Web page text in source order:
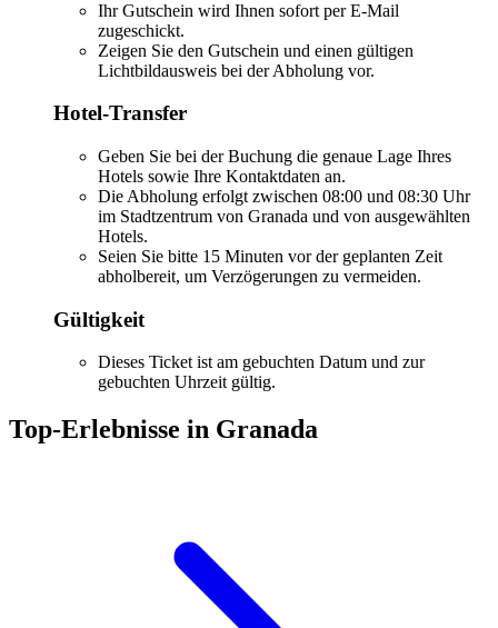
Ihr Gutschein wird Ihnen sofort per E-Mail
zugeschickt.
Zeigen Sie den Gutschein und einen gültigen
Lichtbildausweis bei der Abholung vor.
Hotel-Transfer
Geben Sie bei der Buchung die genaue Lage Ihres
Hotels sowie Ihre Kontaktdaten an.
Die Abholung erfolgt zwischen 08:00 und 08:30 Uhr
im Stadtzentrum von Granada und von ausgewählten
Hotels.
Seien Sie bitte 15 Minuten vor der geplanten Zeit
abholbereit, um Verzögerungen zu vermeiden.
Gültigkeit
Dieses Ticket ist am gebuchten Datum und zur
gebuchten Uhrzeit gültig.
Top-Erlebnisse in Granada